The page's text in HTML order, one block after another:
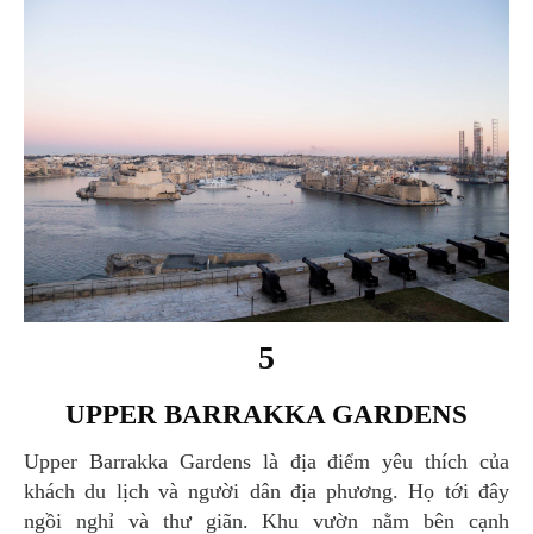
5
UPPER BARRAKKA GARDENS
Upper Barrakka Gardens là địa điểm yêu thích của
khách du lịch và người dân địa phương. Họ tới đây
ngồi nghỉ và thư giãn. Khu vườn nằm bên cạnh